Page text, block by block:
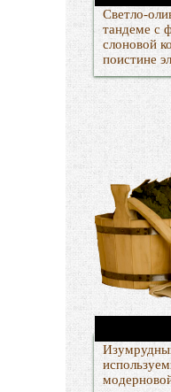
Светло-
тандеме с
слоновой
поистине